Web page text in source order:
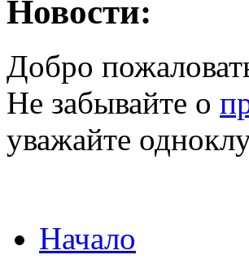
Новости:
Добро
Не забывайте о
уважайте
Начало